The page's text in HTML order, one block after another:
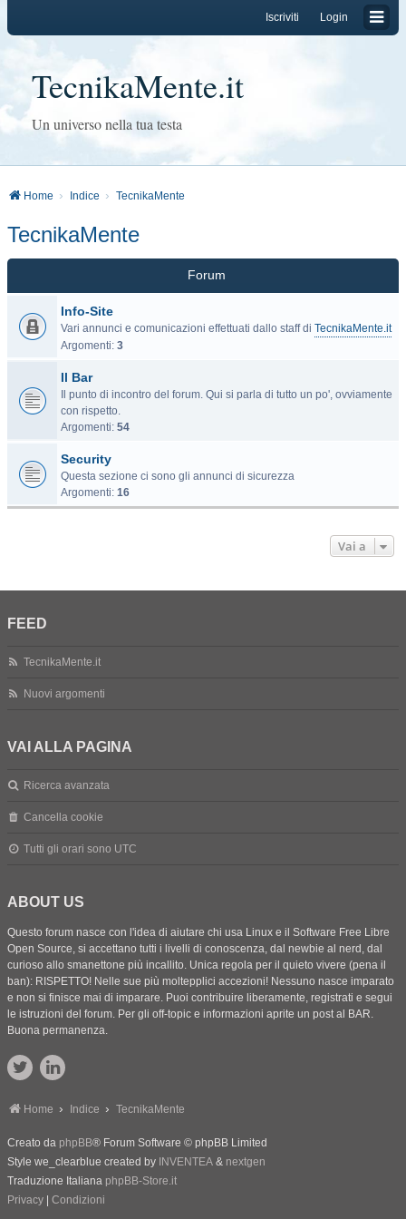
Login
Iscriviti
TecnikaMente.it
Un universo nella tua testa
Home Indice TecnikaMente
TecnikaMente
Forum
Info-Site
Vari annunci e comunicazioni effettuati dallo staff di TecnikaMente.it
Argomenti: 3
Il Bar
Il punto di incontro del forum. Qui si parla di tutto un po', ovviamente
con rispetto.
Argomenti: 54
Security
Questa sezione ci sono gli annunci di sicurezza
Argomenti: 16
Vai a
FEED
TecnikaMente.it
Nuovi argomenti
VAI ALLA PAGINA
Ricerca avanzata
Cancella cookie
Tutti gli orari sono UTC
ABOUT US
Questo forum nasce con l'idea di aiutare chi usa Linux e il Software Free Libre
Open Source, si accettano tutti i livelli di conoscenza, dal newbie al nerd, dal
curioso allo smanettone più incallito. Unica regola per il quieto vivere (pena il
ban): RISPETTO! Nelle sue più moltepplici accezioni! Nessuno nasce imparato
e non si finisce mai di imparare. Puoi contribuire liberamente, registrati e segui
le istruzioni del forum. Per gli off-topic e informazioni aprite un post al BAR.
Buona permanenza.
Home Indice TecnikaMente
Creato da phpBB® Forum Software © phpBB Limited
Style we_clearblue created by INVENTEA & nextgen
Traduzione Italiana phpBB-Store.it
Privacy
Condizioni